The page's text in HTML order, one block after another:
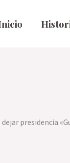
presidencia